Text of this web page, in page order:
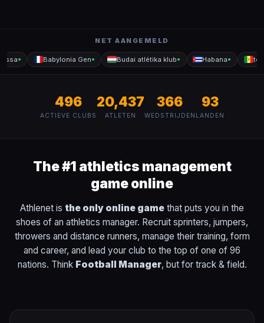
NET AANGEMELD
● Babylonia Gen● Budai atlétika klub● Habana● toto
496
ACTIEVE CLUBS
20,437
ATLETEN
366
WEDSTRIJDEN
93
LANDEN
The #1 athletics management
game online
Athlenet is the only online game that puts you in the
shoes of an athletics manager. Recruit sprinters, jumpers,
throwers and distance runners, manage their training, form
and career, and lead your club to the top of one of 96
nations. Think Football Manager, but for track & field.